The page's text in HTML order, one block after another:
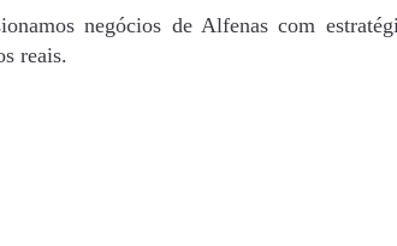
negócios de Alfenas com
reais.